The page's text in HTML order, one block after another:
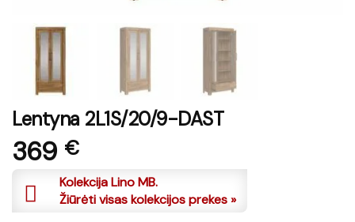
Lentyna 2L1S/20/9-DAST
369 €
Kolekcija Lino MB.
Žiūrėti visas kolekcijos prekes »